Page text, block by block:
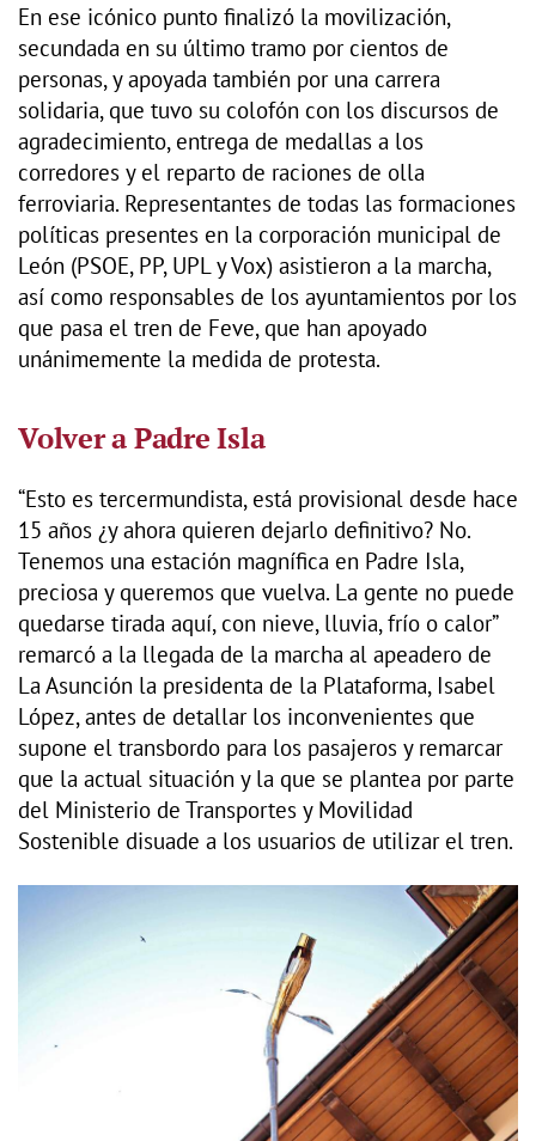
En ese icónico punto finalizó la movilización,
secundada en su último tramo por cientos de
personas, y apoyada también por una carrera
solidaria, que tuvo su colofón con los discursos de
agradecimiento, entrega de medallas a los
corredores y el reparto de raciones de olla
ferroviaria. Representantes de todas las formaciones
políticas presentes en la corporación municipal de
León (PSOE, PP, UPL y Vox) asistieron a la marcha,
así como responsables de los ayuntamientos por los
que pasa el tren de Feve, que han apoyado
unánimemente la medida de protesta.
Volver a Padre Isla
“Esto es tercermundista, está provisional desde hace
15 años ¿y ahora quieren dejarlo definitivo? No.
Tenemos una estación magnífica en Padre Isla,
preciosa y queremos que vuelva. La gente no puede
quedarse tirada aquí, con nieve, lluvia, frío o calor”
remarcó a la llegada de la marcha al apeadero de
La Asunción la presidenta de la Plataforma, Isabel
López, antes de detallar los inconvenientes que
supone el transbordo para los pasajeros y remarcar
que la actual situación y la que se plantea por parte
del Ministerio de Transportes y Movilidad
Sostenible disuade a los usuarios de utilizar el tren.